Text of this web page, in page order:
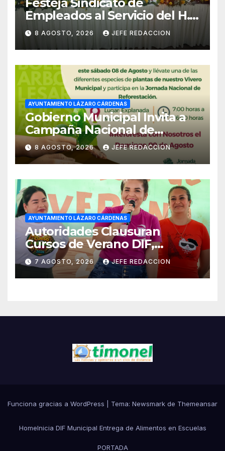
Empleados al Servicio del H.
Ayuntamiento de LZC Día del
Empleado Municipal
8 AGOSTO, 2026 JEFE REDACCION
AYUNTAMIENTO LÁZARO CÁRDENAS
Gobierno Municipal Invita a
Campaña Nacional de
Reforestación
8 AGOSTO, 2026 JEFE REDACCION
AYUNTAMIENTO LÁZARO CÁRDENAS
Autoridades Clausuran
Cursos de Verano DIF,
Seguridad Pública y Casa de
Cultura 2026
7 AGOSTO, 2026 JEFE REDACCION
Funciona gracias a WordPress Tema: Newsmark de Themeansar
HomeInicia DIF Municipal Entrega de Alimentos en Escuelas
PORTADA